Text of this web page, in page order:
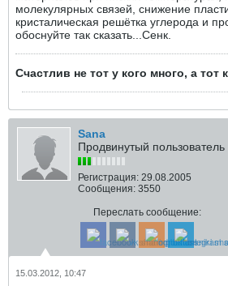
молекулярных связей, снижение
кристалическая решётка углерода и
обоснуйте так сказать...Сенк.
Счастлив не тот у кого много, а тот
Sana
Продвинутый пользователь
Регистрация: 29.08.2005
Сообщения: 3550
Переслать сообщение:
15.03.2012, 10:47